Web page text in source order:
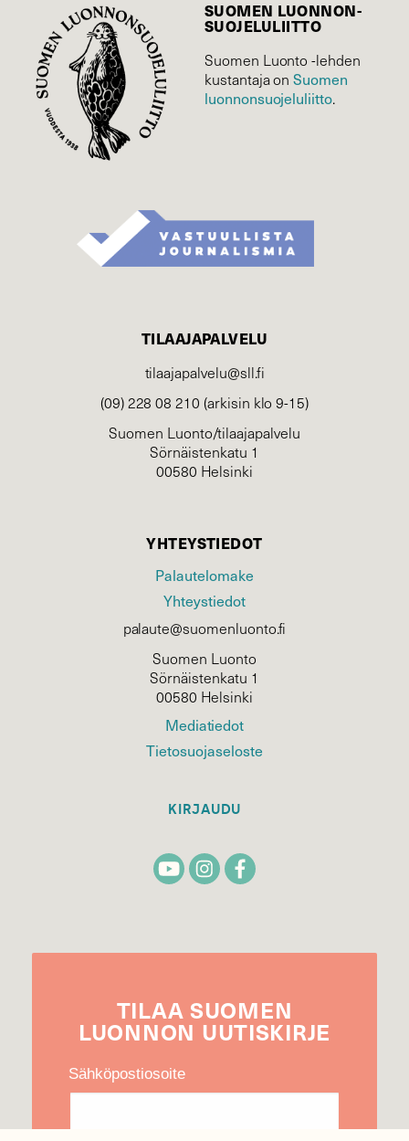
SUOMEN LUONNON­
SUOJELU­LIITTO
Suomen Luonto -lehden
kustantaja onSuomen
luonnonsuojelu­liitto.
TILAAJAPALVELU
tilaajapalvelu@sll.fi
(09) 228 08 210 (arkisin klo 9-15)
Suomen Luonto/tilaajapalvelu
Sörnäistenkatu 1
00580 Helsinki
YHTEYSTIEDOT
Palautelomake
Yhteystiedot
palaute@suomenluonto.fi
Suomen Luonto
Sörnäistenkatu 1
00580 Helsinki
Mediatiedot
Tietosuojaseloste
KIRJAUDU
TILAA SUOMEN
LUONNON UUTIS­KIRJE
Sähköpostiosoite